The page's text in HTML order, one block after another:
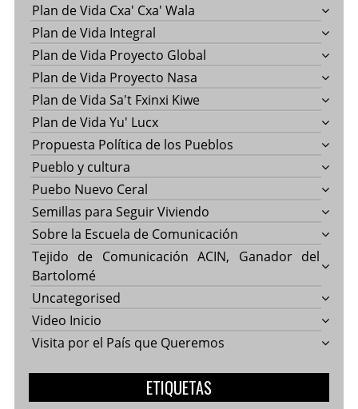
Plan de Vida Cxa' Cxa' Wala
Plan de Vida Integral
Plan de Vida Proyecto Global
Plan de Vida Proyecto Nasa
Plan de Vida Sa't Fxinxi Kiwe
Plan de Vida Yu' Lucx
Propuesta Política de los Pueblos
Pueblo y cultura
Puebo Nuevo Ceral
Semillas para Seguir Viviendo
Sobre la Escuela de Comunicación
Tejido de Comunicación ACIN, Ganador del
Bartolomé
Uncategorised
Video Inicio
Visita por el País que Queremos
ETIQUETAS